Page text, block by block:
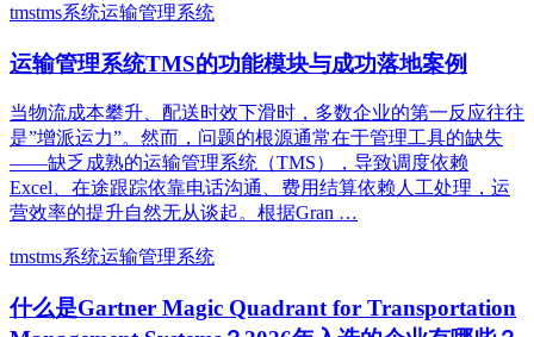
tmstms系统运输管理系统
运输管理系统TMS的功能模块与成功落地案例
当物流成本攀升、配送时效下滑时，多数企业的第一反应往往
是”增派运力”。然而，问题的根源通常在于管理工具的缺失
——缺乏成熟的运输管理系统（TMS），导致调度依赖
Excel、在途跟踪依靠电话沟通、费用结算依赖人工处理，运
营效率的提升自然无从谈起。根据Gran …
tmstms系统运输管理系统
什么是Gartner Magic Quadrant for Transportation